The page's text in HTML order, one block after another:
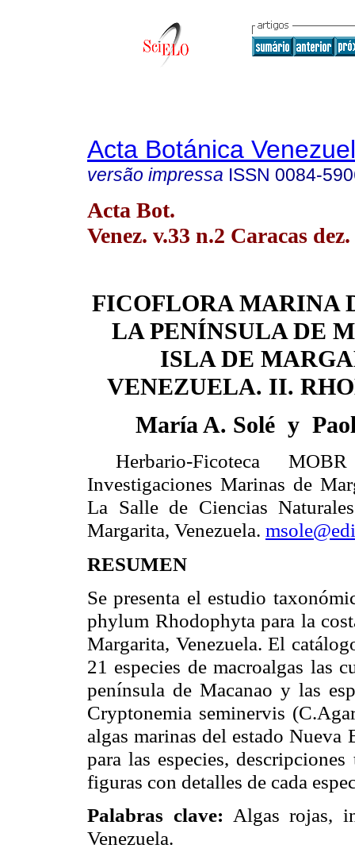
Acta Botánica
versão impressa ISSN 0084-
Acta Bot.
Venez. v.33 n.2 Caracas
FICOFLORA MARINA
LA PENÍNSULA DE
ISLA DE
VENEZUELA. II.
María A. Solé y
Herbario-Ficoteca
Investigaciones Marinas de
La Sallede Ciencias
Margarita, Venezuela.
RESUMEN
Se presenta el estudio
phylum Rhodophyta para la
Margarita, Venezuela. El
21 especies de macroalgas las
península de Macanao y las
Cryptonemia seminervis
algas marinas del estado Nueva
para las especies,
figuras con detalles de cada
Palabras clave: Algas rojas,
Venezuela.